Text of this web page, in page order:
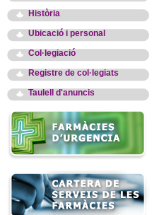
Història
Ubicació i personal
Col·legiació
Registre de col·legiats
Taulell d'anuncis